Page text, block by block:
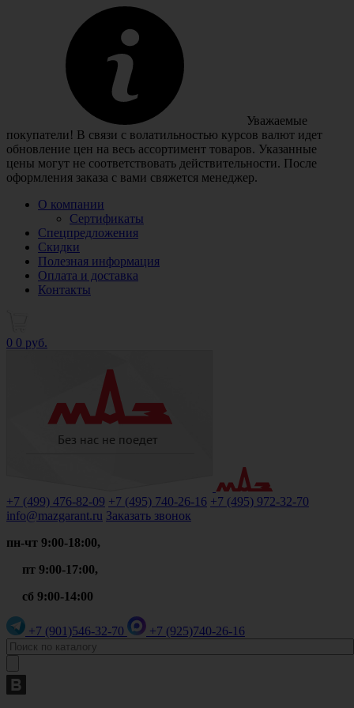
Уважаемые
покупатели! В связи с волатильностью курсов валют идет
обновление цен на весь ассортимент товаров. Указанные
цены могут не соответствовать действительности. После
оформления заказа с вами свяжется менеджер.
О компании
Сертификаты
Спецпредложения
Скидки
Полезная информация
Оплата и доставка
Контакты
0 0 руб.
+7 (499) 476-82-09 +7 (495) 740-26-16 +7 (495) 972-32-70
info@mazgarant.ru Заказать звонок
пн-чт 9:00-18:00,
пт 9:00-17:00,
сб 9:00-14:00
+7 (901)546-32-70 +7 (925)740-26-16